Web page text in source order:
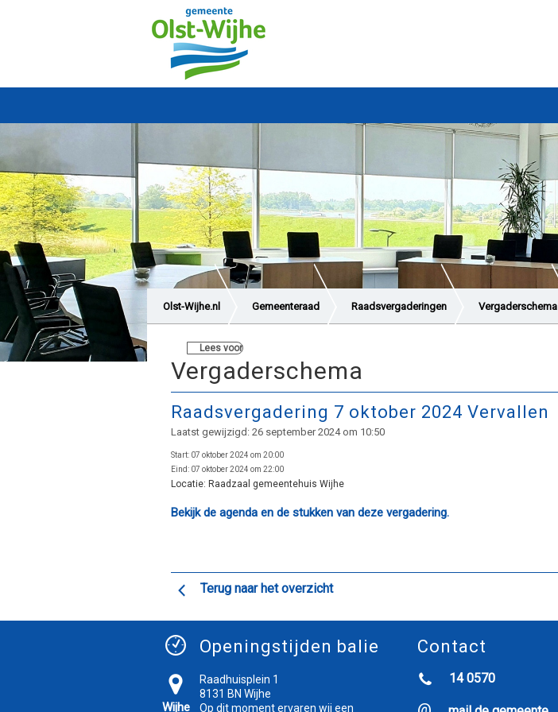
Olst-Wijhe.nl Gemeenteraad Raadsvergaderingen Vergaderschema
Lees voor
Vergaderschema
Raadsvergadering 7 oktober 2024 Vervallen
Laatst gewijzigd: 26 september 2024 om 10:50
Start: 07 oktober 2024 om 20:00
Eind: 07 oktober 2024 om 22:00
Locatie: Raadzaal gemeentehuis Wijhe
Bekijk de agenda en de stukken van deze vergadering.
Terug naar het overzicht
Openingstijden balie
Wijhe
Raadhuisplein 1
8131 BN Wijhe
Op dit moment ervaren wij een
Contact
14 0570